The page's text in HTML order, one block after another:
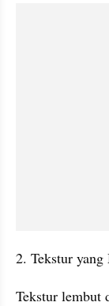
2. Tekstur yang
Tekstur lembut